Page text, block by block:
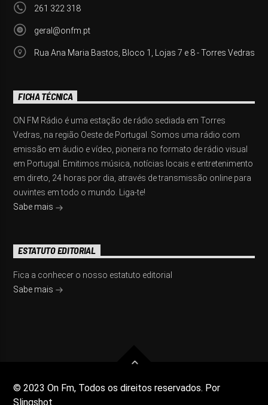
261 322 318
geral@onfm.pt
Rua Ana Maria Bastos, Bloco 1, Lojas 7 e 8 - Torres Vedras
FICHA TÉCNICA
ON FM Rádio é uma estação de rádio sediada em Torres
Vedras, na região Oeste de Portugal. Somos uma rádio com
emissão em áudio e vídeo, pioneira no formato de rádio visual
em Portugal. Emitimos música, notícias locais e entretenimento
em direto, 24 horas por dia, através de transmissão online para
ouvintes em todo o mundo. Liga-te!
Sabe mais
ESTATUTO EDITORIAL
Fica a conhecer o nosso estatuto editorial
Sabe mais
© 2023 On Fm, Todos os direitos reservados. Por
Slingshot